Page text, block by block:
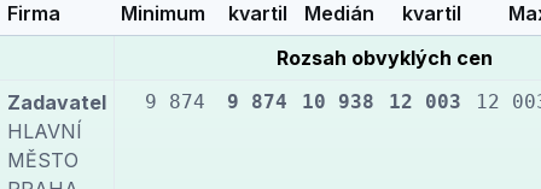
Firma Minimum
kvartil
Medián
kvartil
Rozsah obvyklých cen
Zadavatel
HLAVNÍ
MĚSTO
9 874 9 874 10 938 12 003 12